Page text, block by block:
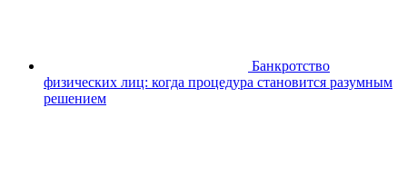
Банкротство
физических лиц: когда процедура становится разумным
решением